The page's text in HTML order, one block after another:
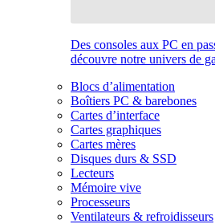
Des consoles aux PC en
découvre notre univers de
Blocs d’alimentation
Boîtiers PC & barebones
Cartes d’interface
Cartes graphiques
Cartes mères
Disques durs & SSD
Lecteurs
Mémoire vive
Processeurs
Ventilateurs & refroidisseurs